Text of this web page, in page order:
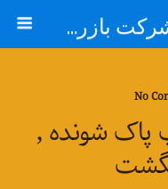
معرفی محصولات شرکت بازرگانی ایران مهر
پاک شونده ,